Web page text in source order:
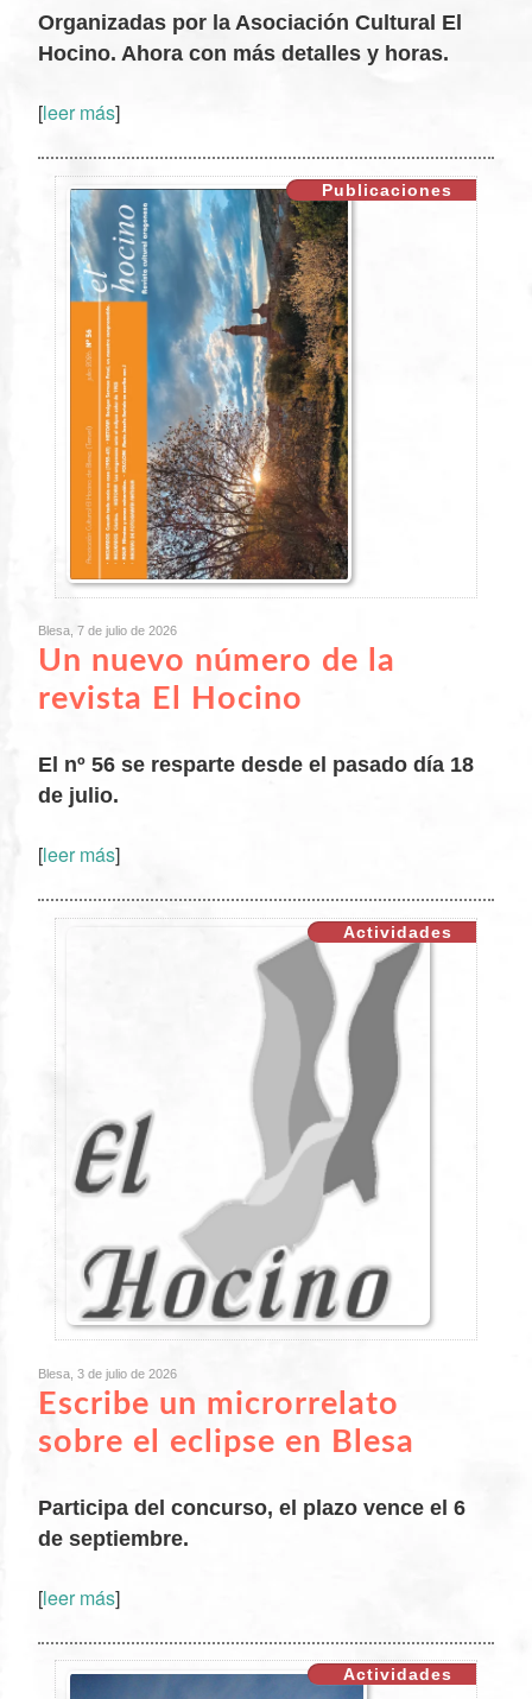
XX
Organizadas por la Asociación Cultural El
Hocino. Ahora con más detalles y horas.
[leer más]
Publicaciones
XX
Blesa, 7 de julio de 2026
Un nuevo número de la
revista El Hocino
El nº 56 se resparte desde el pasado día 18
de julio.
[leer más]
Actividades
XX
Blesa, 3 de julio de 2026
Escribe un microrrelato
sobre el eclipse en Blesa
Participa del concurso, el plazo vence el 6
de septiembre.
[leer más]
Actividades